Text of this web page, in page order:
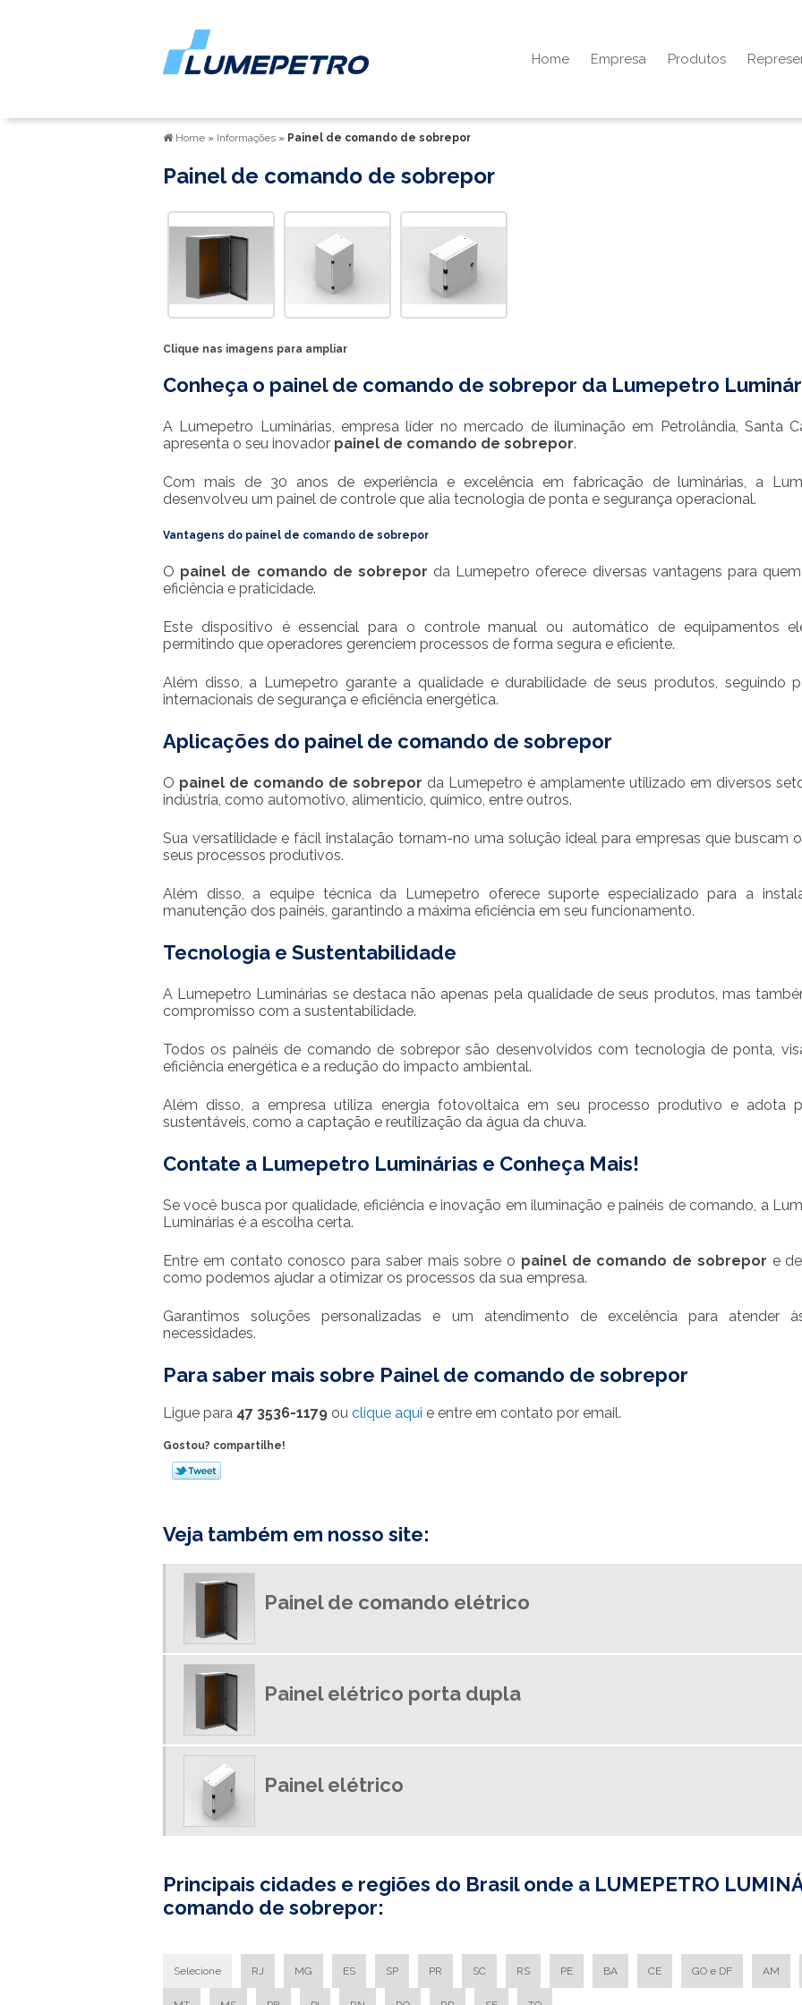
Home Empresa Produtos
Home » Informações » Painel de comando de sobrepor
Painel de comando de sobrepor
Clique nas imagens para ampliar
Conheça o painel de comando de sobrepor da Lumepetro
A Lumepetro Luminárias, empresa líder no mercado de iluminação em Petrolândia, Santa
apresenta o seu inovador painel de comando de sobrepor.
Com mais de 30 anos de experiência e excelência em fabricação de luminárias, a
desenvolveu um painel de controle que alia tecnologia de ponta e segurança operacional.
Vantagens do painel de comando de sobrepor
O painel de comando de sobrepor da Lumepetro oferece diversas vantagens para
eficiência e praticidade.
Este dispositivo é essencial para o controle manual ou automático de equipamentos
permitindo que operadores gerenciem processos de forma segura e eficiente.
Além disso, a Lumepetro garante a qualidade e durabilidade de seus produtos, seguindo
internacionais de segurança e eficiência energética.
Aplicações do painel de comando de sobrepor
O painel de comando de sobrepor da Lumepetro é amplamente utilizado em diversos
indústria, como automotivo, alimentício, químico, entre outros.
Sua versatilidade e fácil instalação tornam-no uma solução ideal para empresas que buscam
seus processos produtivos.
Além disso, a equipe técnica da Lumepetro oferece suporte especializado para a
manutenção dos painéis, garantindo a máxima eficiência em seu funcionamento.
Tecnologia e Sustentabilidade
A Lumepetro Luminárias se destaca não apenas pela qualidade de seus produtos, mas
compromisso com a sustentabilidade.
Todos os painéis de comando de sobrepor são desenvolvidos com tecnologia de ponta,
eficiência energética e a redução do impacto ambiental.
Além disso, a empresa utiliza energia fotovoltaica em seu processo produtivo e adota
sustentáveis, como a captação e reutilização da água da chuva.
Contate a Lumepetro Luminárias e Conheça Mais!
Se você busca por qualidade, eficiência e inovação em iluminação e painéis de comando, a
Luminárias é a escolha certa.
Entre em contato conosco para saber mais sobre o painel de comando de sobrepor e
como podemos ajudar a otimizar os processos da sua empresa.
Garantimos soluções personalizadas e um atendimento de excelência para atender
necessidades.
Para saber mais sobre Painel de comando de sobrepor
Ligue para 47 3536-1179 ou clique aqui e entre em contato por email.
Gostou? compartilhe!
Veja também em nosso site:
Painel de comando elétrico
Painel elétrico porta dupla
Painel elétrico
Principais cidades e regiões do Brasil onde a LUMEPETRO
comando de sobrepor:
Selecione RJ MG ES SP PR SC RS PE BA CE GO e DF AM